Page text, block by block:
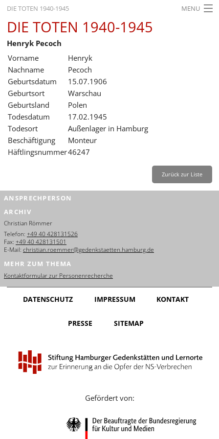
DIE TOTEN 1940-1945 MENU
STARTSEITE
AKTUELLES
AUSSTELLUNGEN
GESCHICHTE
BILDUNG
FORSCHUNG
SERVICE
Français
Dansk
Español
Nederlands
Português
Русский
Leichte Sprache
DIE TOTEN 1940-1945
Henryk Pecoch
Vorname
Henryk
Nachname
Pecoch
Geburtsdatum
15.07.1906
Geburtsort
Warschau
Geburtsland
Polen
Todesdatum
17.02.1945
Todesort
Außenlager in Hamburg
Beschäftigung
Monteur
Häftlingsnummer46247
Zurück zur Liste
ANSPRECHPERSON
ARCHIV
Christian Römmer
Telefon: +49 40 428131526
Fax: +49 40 428131501
E-Mail: christian.roemmer@gedenkstaetten.hamburg.de
MEHR ZUM THEMA
Kontaktformular zur Personenrecherche
DATENSCHUTZ IMPRESSUM KONTAKT
PRESSE SITEMAP
Gefördert von: